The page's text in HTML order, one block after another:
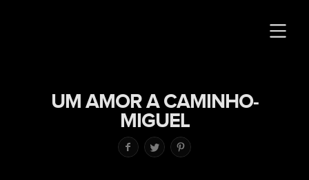
UM AMOR A CAMINHO-
MIGUEL